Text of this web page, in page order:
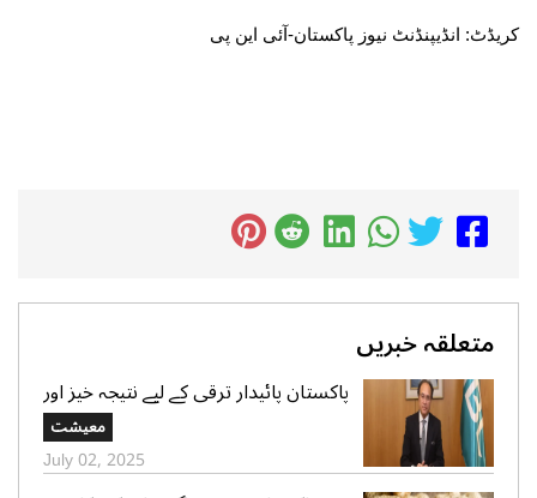
کریڈٹ: انڈیپنڈنٹ نیوز پاکستان-آئی این پی
متعلقہ خبریں
پاکستان پائیدار ترقی کے لیے نتیجہ خیز اور
شفاف شراکت داریوں کے لیے پرعزم
ہے،محمد اورنگزیب
معیشت
July 02, 2025